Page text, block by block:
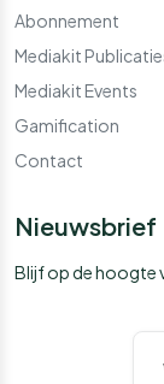
Abonnement
Mediakit
Mediakit Events
Gamification
Contact
Nieuwsbrief
Blijf op de hoogte